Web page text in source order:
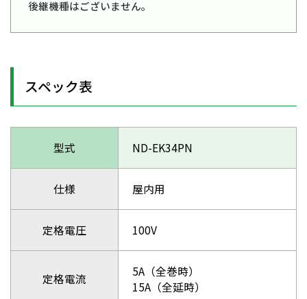
後継機種はございません。
スペック表
型式 ND-EK34PN
仕様 屋内用
定格電圧 100V
定格電流
5A（全巻時）
15A（全延時）